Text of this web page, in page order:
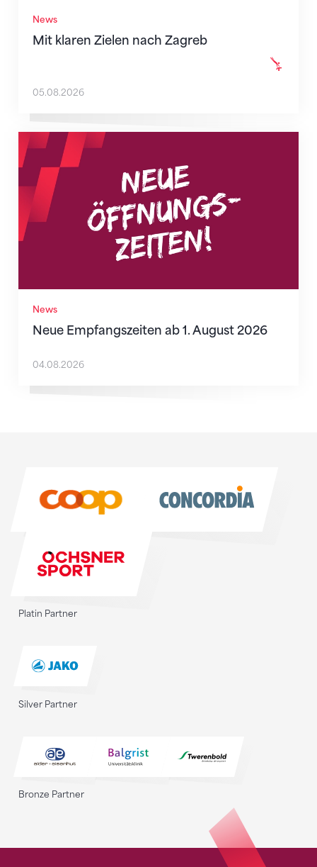
News
Mit klaren Zielen nach Zagreb
05.08.2026
News
Neue Empfangszeiten ab 1. August 2026
Neue Empfangszeiten ab 1. August 2026
04.08.2026
Platin Partner
Silver Partner
Bronze Partner